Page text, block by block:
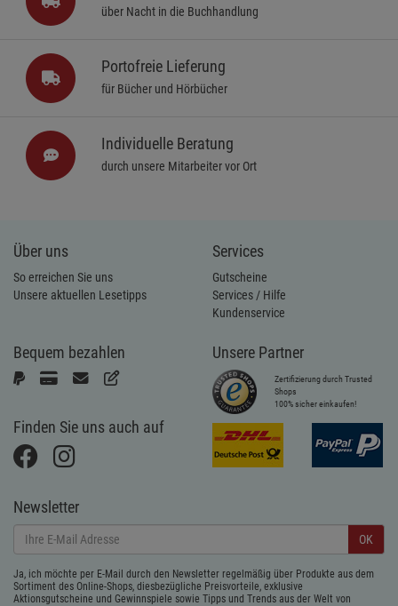
über Nacht in die Buchhandlung
Portofreie Lieferung
für Bücher und Hörbücher
Individuelle Beratung
durch unsere Mitarbeiter vor Ort
Über uns
So erreichen Sie uns
Unsere aktuellen Lesetipps
Services
Gutscheine
Services / Hilfe
Kundenservice
Bequem bezahlen
Finden Sie uns auch auf
Unsere Partner
Zertifizierung durch Trusted
Shops
100% sicher einkaufen!
Newsletter
OK
Ja, ich möchte per E-Mail durch den Newsletter regelmäßig über Produkte aus dem
Sortiment des Online-Shops, diesbezügliche Preisvorteile, exklusive
Aktionsgutscheine und Gewinnspiele sowie Tipps und Trends aus der Welt von